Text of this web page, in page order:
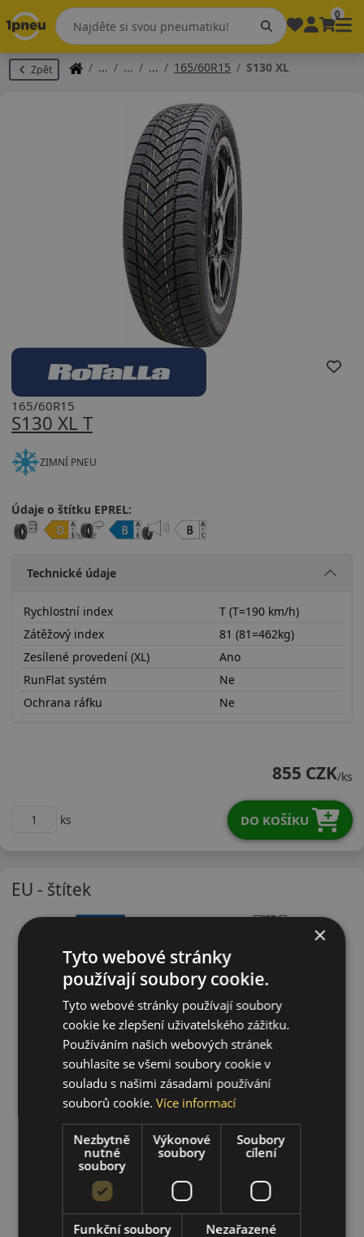
0
Zpět 165/60R15 S130 XL
S130 XL T
165/60R15
ZIMNÍ PNEU
Údaje o štítku EPREL:
Technické údaje
Rychlostní index
T (T=190 km/h)
Zátěžový index
81 (81=462kg)
Zesílené provedení (XL)
Ano
RunFlat systém
Ne
Ochrana ráfku
Ne
855 CZK/ks
ks DO KOŠÍKU
EU - štítek
×
Tyto webové stránky
používají soubory cookie.
Tyto webové stránky používají soubory
cookie ke zlepšení uživatelského zážitku.
Používáním našich webových stránek
souhlasíte se všemi soubory cookie v
souladu s našimi zásadami používání
souborů cookie.Více informací
Nezbytně
nutné
soubory
Výkonové
soubory
Soubory
cílení
Funkční soubory
Nezařazené